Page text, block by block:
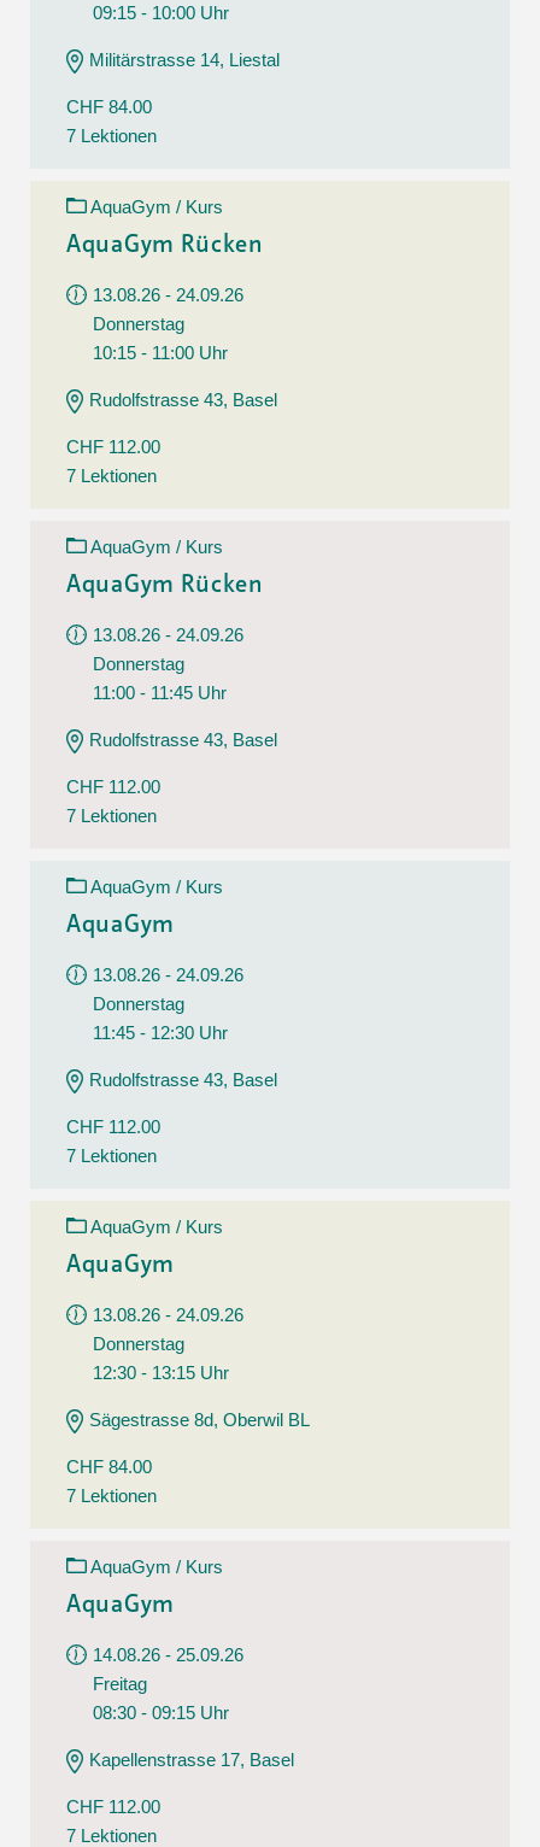
09:15 - 10:00 Uhr
Militärstrasse 14, Liestal
CHF 84.00
7 Lektionen
AquaGym / Kurs
AquaGym Rücken
13.08.26 - 24.09.26
Donnerstag
10:15 - 11:00 Uhr
Rudolfstrasse 43, Basel
CHF 112.00
7 Lektionen
AquaGym / Kurs
AquaGym Rücken
13.08.26 - 24.09.26
Donnerstag
11:00 - 11:45 Uhr
Rudolfstrasse 43, Basel
CHF 112.00
7 Lektionen
AquaGym / Kurs
AquaGym
13.08.26 - 24.09.26
Donnerstag
11:45 - 12:30 Uhr
Rudolfstrasse 43, Basel
CHF 112.00
7 Lektionen
AquaGym / Kurs
AquaGym
13.08.26 - 24.09.26
Donnerstag
12:30 - 13:15 Uhr
Sägestrasse 8d, Oberwil BL
CHF 84.00
7 Lektionen
AquaGym / Kurs
AquaGym
14.08.26 - 25.09.26
Freitag
08:30 - 09:15 Uhr
Kapellenstrasse 17, Basel
CHF 112.00
7 Lektionen